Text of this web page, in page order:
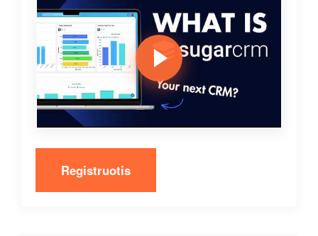
Registruotis